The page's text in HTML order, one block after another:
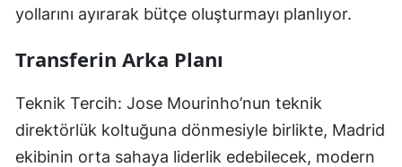
yollarını ayırarak bütçe oluşturmayı planlıyor.
Transferin Arka Planı
Teknik Tercih: Jose Mourinho’nun teknik
direktörlük koltuğuna dönmesiyle birlikte, Madrid
ekibinin orta sahaya liderlik edebilecek, modern